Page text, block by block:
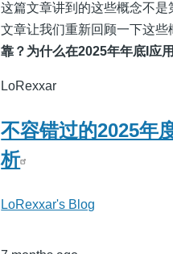
这篇文章讲到的这些概念不
文章让我们重新回顾一下这些
靠？为什么在2025年年底I应
LoRexxar
不容错过的2025年
析
LoRexxar's Blog